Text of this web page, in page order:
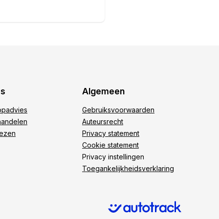
Algemeen
Gebruiksvoorwaarden
Auteursrecht
Privacy statement
Cookie statement
Privacy instellingen
Toegankelijkheidsverklaring